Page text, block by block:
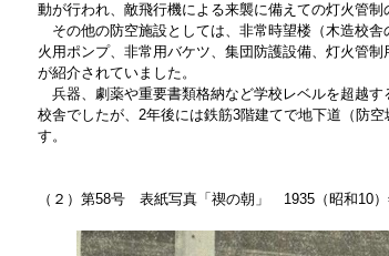
動が行われ、敵飛行機による来襲に備えての灯火管制
その他の防空施設としては、非常時望楼（木造校
火用ポンプ、非常用バケツ、集団防護設備、灯火管
が紹介されていました。
兵器、劇薬や重要書類格納など学校レベルを超越
校舎でしたが、2年後には鉄筋3階建てで地下道（防
す。
（２）第58号 表紙写真「禊の朝」 1935（昭和10）